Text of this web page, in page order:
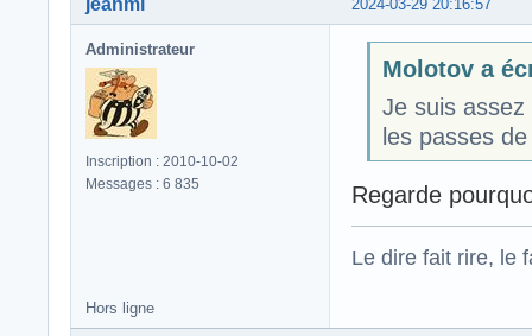
2024-03-29 20:16:57
jeanmi
Administrateur
Inscription : 2010-10-02
Messages : 6 835
Molotov a
Je suis
les passes
Regarde
Le dire fait rire, le
Hors ligne